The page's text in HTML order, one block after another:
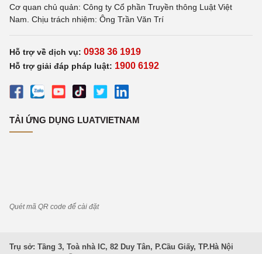
Cơ quan chủ quản: Công ty Cổ phần Truyền thông Luật Việt
Nam. Chịu trách nhiệm: Ông Trần Văn Trí
Hỗ trợ về dịch vụ: 0938 36 1919
Hỗ trợ giải đáp pháp luật: 1900 6192
TẢI ỨNG DỤNG LUATVIETNAM
Quét mã QR code để cài đặt
Trụ sở: Tầng 3, Toà nhà IC, 82 Duy Tân, P.Cầu Giấy, TP.Hà Nội